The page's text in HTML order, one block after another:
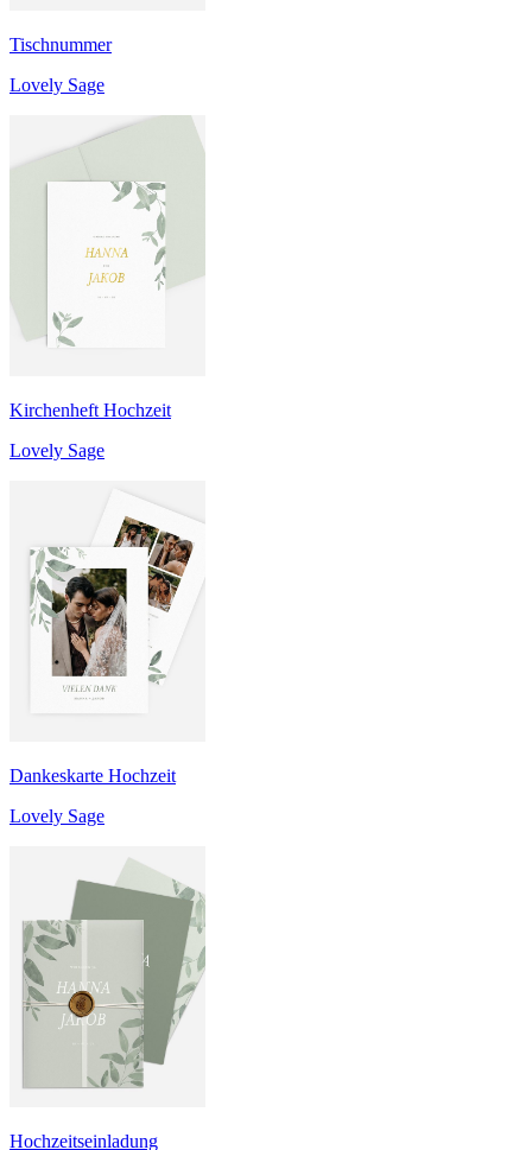
Tischnummer
Lovely Sage
Kirchenheft Hochzeit
Lovely Sage
Dankeskarte Hochzeit
Lovely Sage
Hochzeitseinladung